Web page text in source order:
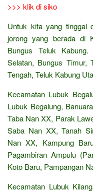
>>> klik di siko
Untuk kita yang tinggal
jorong yang berada di
Bungus Teluk
Selatan, Bungus Timur,
Tengah, Teluk Kabung
Kecamatan Lubuk
Lubuk Begalung,
Taba Nan XX, Parak
Saba Nan XX, Tanah
Nan XX, Kampung
Pagambiran Ampulu
Koto Baru, Pampangan
Kecamatan Lubuk